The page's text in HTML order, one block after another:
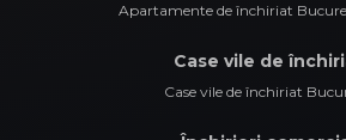
Apartamente de închiriat
Case vile de
Case vile de închiriat